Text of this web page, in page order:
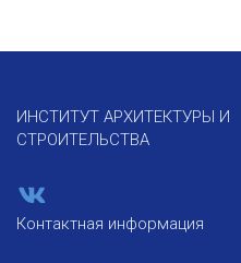
ИНСТИТУТ АРХИТЕКТУРЫ И
СТРОИТЕЛЬСТВА
Контактная информация